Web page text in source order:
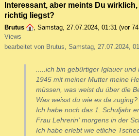
Interessant, aber meints Du
richtig liegst?
Brutus , Samstag, 27.07.2024, 01:31 (vor
Views
bearbeitet von Brutus, Samstag, 27.07.2024,
.....ich bin gebürtiger Iglauer und
1945 mit meiner Mutter meine
müssen, was weist du über die
Was weisst du wie es da
Ich habe noch das 1. Schuljahr
Frau Lehrerin' morgens in der
Ich habe erlebt wie etliche